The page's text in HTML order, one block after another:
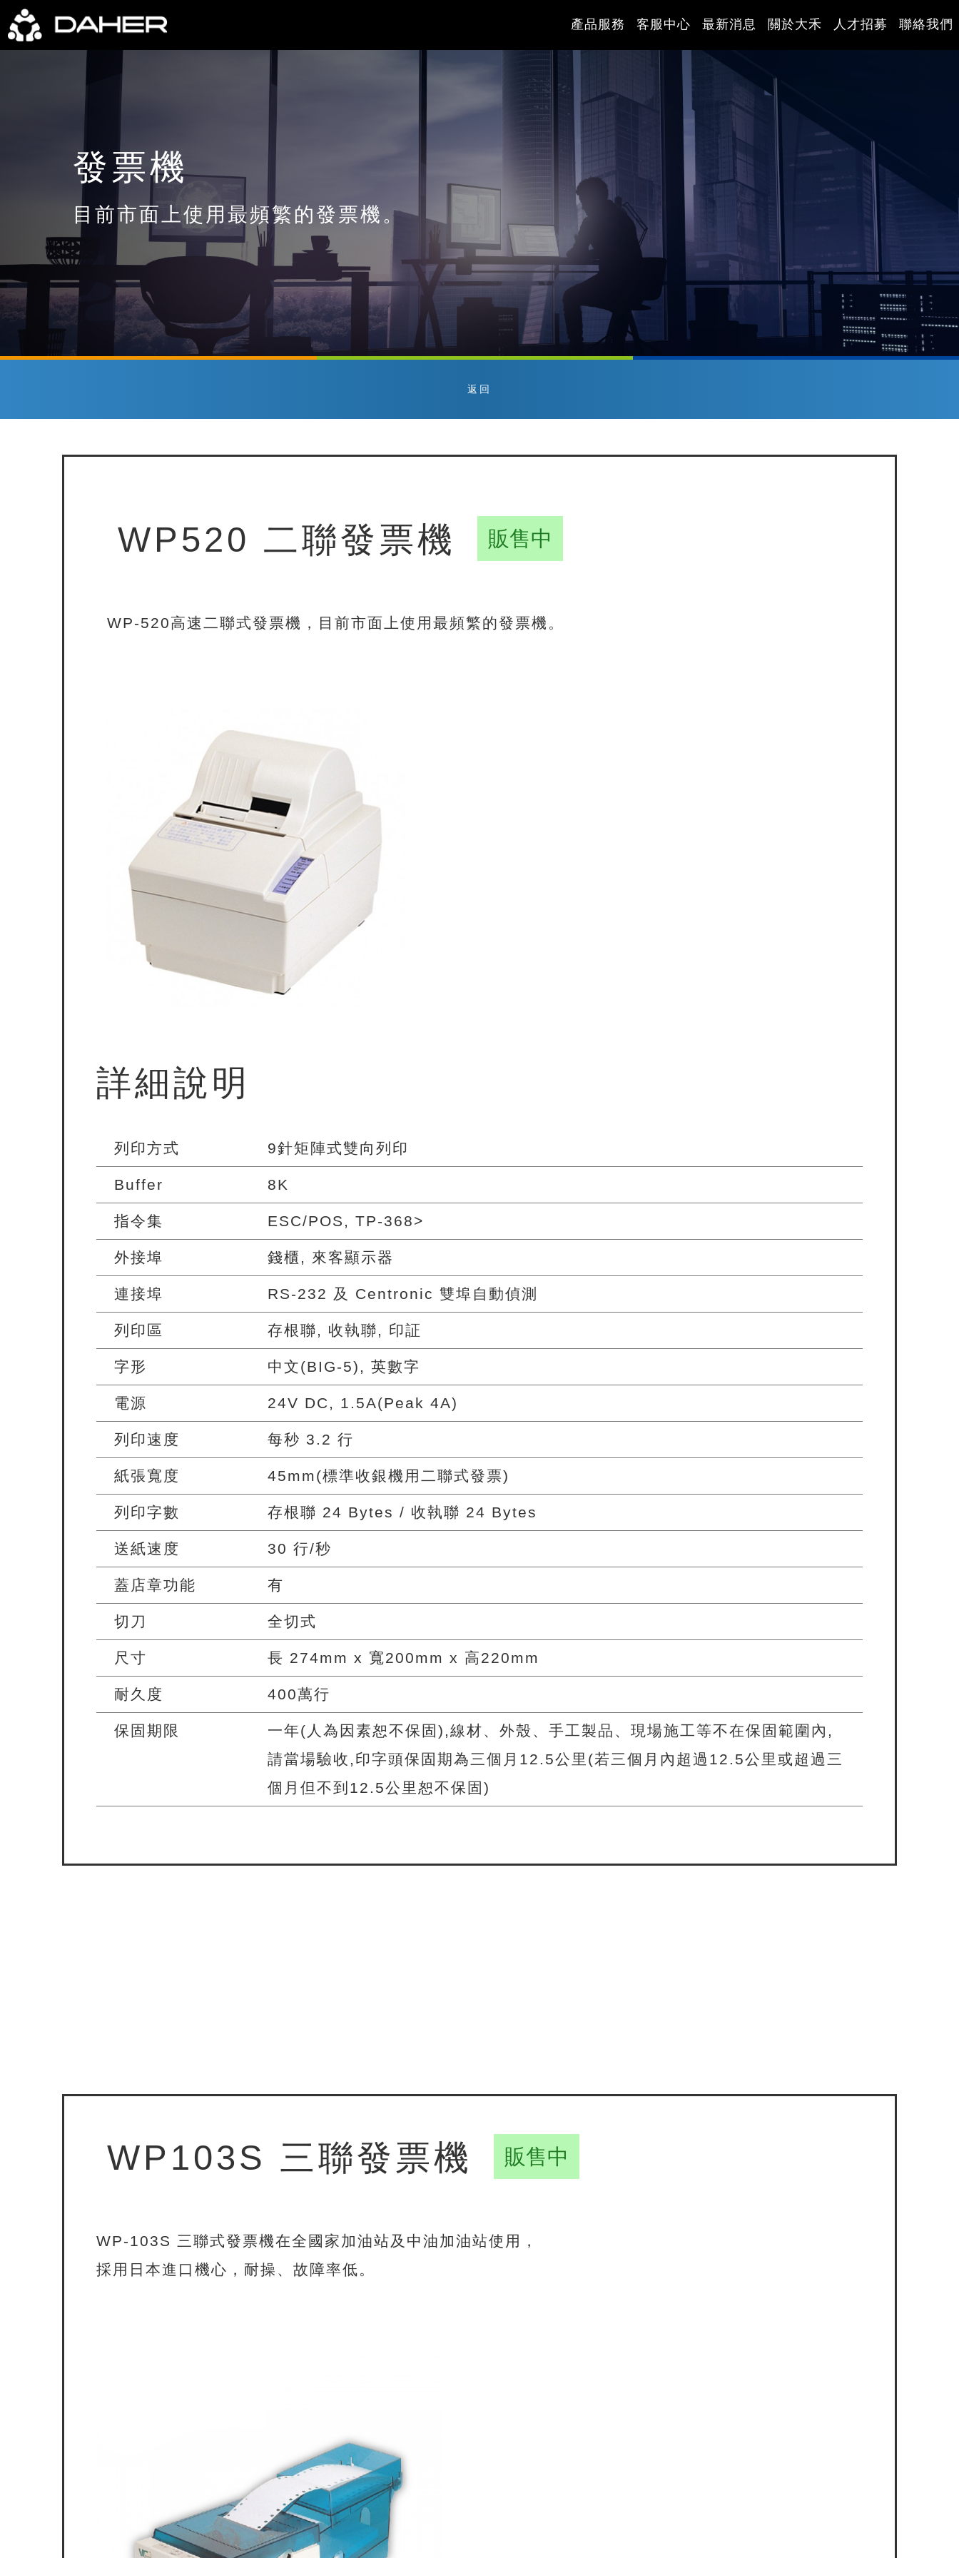
產品服務 客服中心 最新消息 關於大禾 人才招募 聯絡我們
發票機
目前市面上使用最頻繁的發票機。
返回
WP520 二聯發票機 販售中
WP-520高速二聯式發票機，目前市面上使用最頻繁的發票機。
詳細說明
列印方式 9針矩陣式雙向列印
Buffer 8K
指令集 ESC/POS, TP-368>
外接埠 錢櫃, 來客顯示器
連接埠 RS-232 及 Centronic 雙埠自動偵測
列印區 存根聯, 收執聯, 印証
字形 中文(BIG-5), 英數字
電源 24V DC, 1.5A(Peak 4A)
列印速度 每秒 3.2 行
紙張寬度 45mm(標準收銀機用二聯式發票)
列印字數 存根聯 24 Bytes / 收執聯 24 Bytes
送紙速度 30 行/秒
蓋店章功能 有
切刀 全切式
尺寸 長 274mm x 寬200mm x 高220mm
耐久度 400萬行
保固期限
一年(人為因素恕不保固),線材、外殼、手工製品、現場施工等不在保固範圍內,
請當場驗收,印字頭保固期為三個月12.5公里(若三個月內超過12.5公里或超過三
個月但不到12.5公里恕不保固)
WP103S 三聯發票機 販售中
WP-103S 三聯式發票機在全國家加油站及中油加油站使用，
採用日本進口機心，耐操、故障率低。